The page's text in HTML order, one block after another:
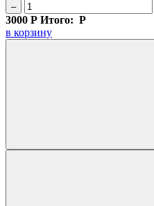
–
3000 Р Итого: Р
в корзину